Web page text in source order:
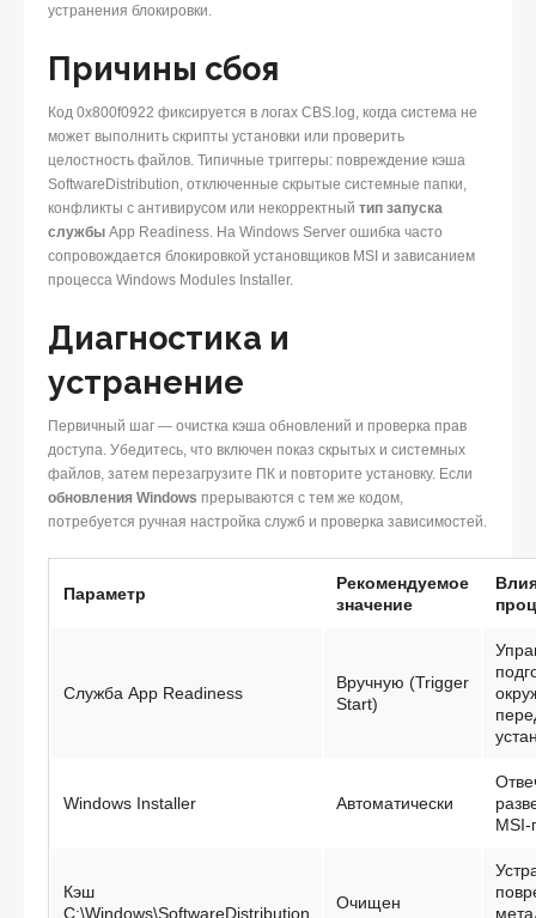
устранения блокировки.
Причины сбоя
Код 0x800f0922 фиксируется в логах CBS.log, когда система не
может выполнить скрипты установки или проверить
целостность файлов. Типичные триггеры: повреждение кэша
SoftwareDistribution, отключенные скрытые системные папки,
конфликты с антивирусом или некорректный тип запуска
службы App Readiness. На Windows Server ошибка часто
сопровождается блокировкой установщиков MSI и зависанием
процесса Windows Modules Installer.
Диагностика и
устранение
Первичный шаг — очистка кэша обновлений и проверка прав
доступа. Убедитесь, что включен показ скрытых и системных
файлов, затем перезагрузите ПК и повторите установку. Если
обновления Windows прерываются с тем же кодом,
потребуется ручная настройка служб и проверка зависимостей.
Параметр
Рекомендуемое
значение
Служба App Readiness
Вручную (Trigger
Start)
Windows Installer Автоматически
MSI-
Кэш
C:\Windows\SoftwareDistribution
Очищен